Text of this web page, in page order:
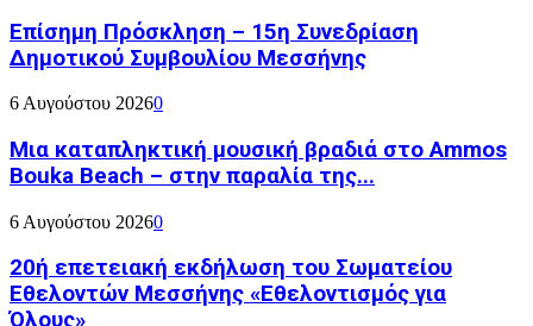
Επίσημη Πρόσκληση – 15η Συνεδρίαση
Δημοτικού Συμβουλίου Μεσσήνης
6 Αυγούστου 20260
Μια καταπληκτική μουσική βραδιά στο Ammos
Bouka Beach – στην παραλία της...
6 Αυγούστου 20260
20ή επετειακή εκδήλωση του Σωματείου
Εθελοντών Μεσσήνης «Εθελοντισμός για
Όλους»